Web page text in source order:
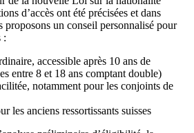
d’accès ont été précisées et dans
proposons un conseil personnalisé pour
:
accessible après 10 ans de
entre 8 et 18 ans comptant double)
notamment pour les conjoints de
les anciens ressortissants suisses